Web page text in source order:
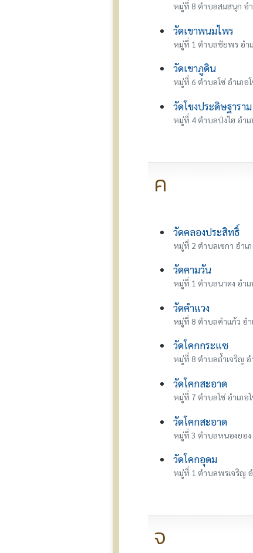
หมู่ที่ 8 ตำบลสมสนุก อ
วัดเขาพนมไพร
หมู่ที่ 1 ตำบลชัยพร อำ
วัดเขาภูดิน
หมู่ที่ 6 ตำบลโซ่ อำเภอ
วัดโขงประดิษฐาราม
หมู่ที่ 4 ตำบลป่งไฮ อำเ
ค
วัดคลองประสิทธิ์
หมู่ที่ 2 ตำบลเซกา อำเภ
วัดคามวัน
หมู่ที่ 1 ตำบลนาดง อำเ
วัดคำแวง
หมู่ที่ 8 ตำบลคำแก้ว อำ
วัดโคกกระแซ
หมู่ที่ 8 ตำบลถ้ำเจริญ อ
วัดโคกสะอาด
หมู่ที่ 7 ตำบลโซ่ อำเภอ
วัดโคกสะอาด
หมู่ที่ 3 ตำบลหนองยอง
วัดโคกอุดม
หมู่ที่ 1 ตำบลพรเจริญ
จ